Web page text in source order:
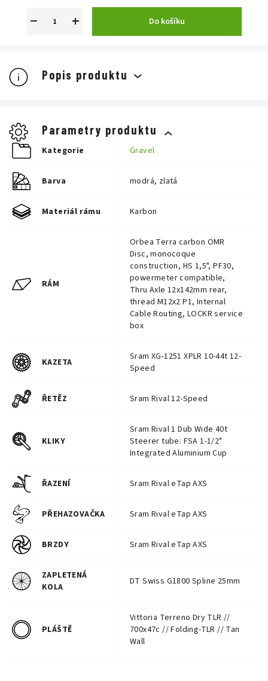
+
− Do košíku
Popis produktu
Parametry produktu
Kategorie Gravel
Barva modrá, zlatá
Materiál rámu Karbon
RÁM
Orbea Terra carbon OMR
Disc, monocoque
construction, HS 1,5", PF30,
powermeter compatible,
Thru Axle 12x142mm rear,
thread M12x2 P1, Internal
Cable Routing, LOCKR service
box
KAZETA
Sram XG-1251 XPLR 10-44t 12-
Speed
ŘETĚZ Sram Rival 12-Speed
KLIKY
Sram Rival 1 Dub Wide 40t
Steerer tube: FSA 1-1/2"
Integrated Aluminium Cup
ŘAZENÍ Sram Rival eTap AXS
PŘEHAZOVAČKA Sram Rival eTap AXS
BRZDY Sram Rival eTap AXS
ZAPLETENÁ
KOLA
DT Swiss G1800 Spline 25mm
PLÁŠTĚ
Vittoria Terreno Dry TLR //
700x47c // Folding-TLR // Tan
Wall